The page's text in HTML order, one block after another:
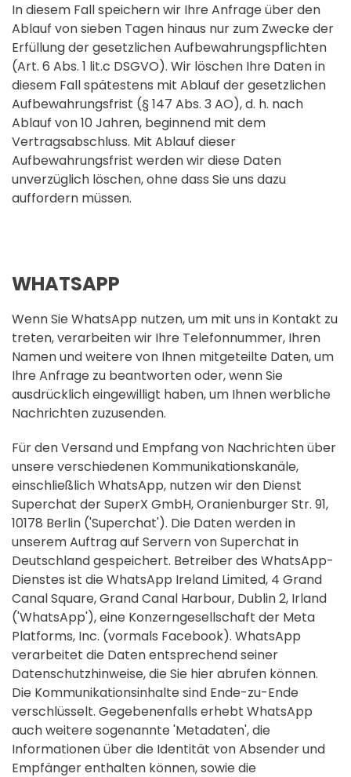
In diesem Fall speichern wir Ihre Anfrage über den
Ablauf von sieben Tagen hinaus nur zum Zwecke der
Erfüllung der gesetzlichen Aufbewahrungspflichten
(Art. 6 Abs. 1 lit.c DSGVO). Wir löschen Ihre Daten in
diesem Fall spätestens mit Ablauf der gesetzlichen
Aufbewahrungsfrist (§ 147 Abs. 3 AO), d. h. nach
Ablauf von 10 Jahren, beginnend mit dem
Vertragsabschluss. Mit Ablauf dieser
Aufbewahrungsfrist werden wir diese Daten
unverzüglich löschen, ohne dass Sie uns dazu
auffordern müssen.
WHATSAPP
Wenn Sie WhatsApp nutzen, um mit uns in Kontakt zu
treten, verarbeiten wir Ihre Telefonnummer, Ihren
Namen und weitere von Ihnen mitgeteilte Daten, um
Ihre Anfrage zu beantworten oder, wenn Sie
ausdrücklich eingewilligt haben, um Ihnen werbliche
Nachrichten zuzusenden.
Für den Versand und Empfang von Nachrichten über
unsere verschiedenen Kommunikationskanäle,
einschließlich WhatsApp, nutzen wir den Dienst
Superchat der SuperX GmbH, Oranienburger Str. 91,
10178 Berlin ('Superchat'). Die Daten werden in
unserem Auftrag auf Servern von Superchat in
Deutschland gespeichert. Betreiber des WhatsApp-
Dienstes ist die WhatsApp Ireland Limited, 4 Grand
Canal Square, Grand Canal Harbour, Dublin 2, Irland
('WhatsApp'), eine Konzerngesellschaft der Meta
Platforms, Inc. (vormals Facebook). WhatsApp
verarbeitet die Daten entsprechend seiner
Datenschutzhinweise, die Sie hier abrufen können.
Die Kommunikationsinhalte sind Ende-zu-Ende
verschlüsselt. Gegebenenfalls erhebt WhatsApp
auch weitere sogenannte 'Metadaten', die
Informationen über die Identität von Absender und
Empfänger enthalten können, sowie die